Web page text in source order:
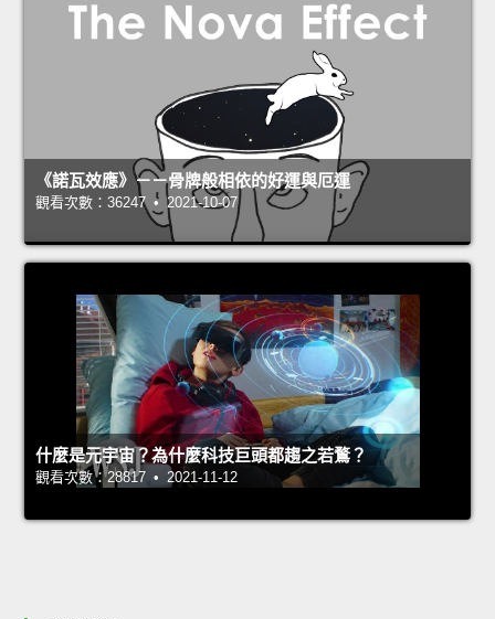
《諾瓦效應》－－骨牌般相依的好運與厄運
觀看次數：36247 • 2021-10-07
什麼是元宇宙？為什麼科技巨頭都趨之若鶩？
觀看次數：28817 • 2021-11-12